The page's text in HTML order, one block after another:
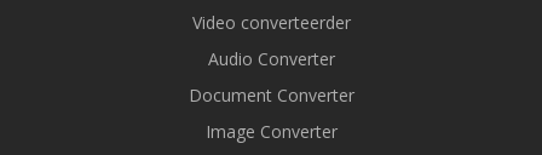
Video converteerder
Audio Converter
Document Converter
Image Converter